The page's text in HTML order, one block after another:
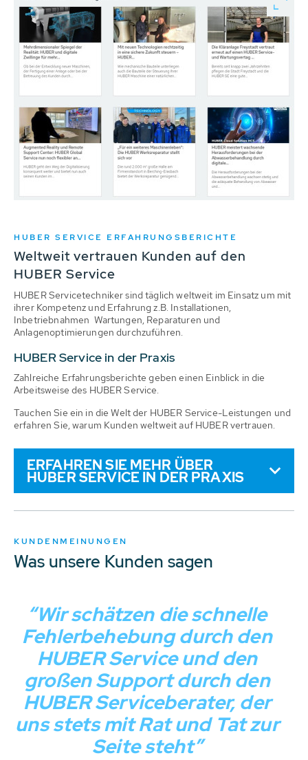
HUBER SERVICE ERFAHRUNGSBERICHTE
Weltweit vertrauen Kunden auf den
HUBER Service
HUBER Servicetechniker sind täglich weltweit im Einsatz um mit
ihrer Kompetenz und Erfahrung z.B. Installationen,
Inbetriebnahmen Wartungen, Reparaturen und
Anlagenoptimierungen durchzuführen.
HUBER Service in der Praxis
Zahlreiche Erfahrungsberichte geben einen Einblick in die
Arbeitsweise des HUBER Service.
Tauchen Sie ein in die Welt der HUBER Service-Leistungen und
erfahren Sie, warum Kunden weltweit auf HUBER vertrauen.
ERFAHREN SIE MEHR ÜBER
HUBER SERVICE IN DER PRAXIS
KUNDENMEINUNGEN
Was unsere Kunden sagen
“Wir schätzen die schnelle
Fehlerbehebung durch den
HUBER Service und den
großen Support durch den
HUBER Serviceberater, der
uns stets mit Rat und Tat zur
Seite steht”